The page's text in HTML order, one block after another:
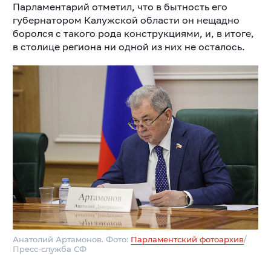
Парламентарий отметил, что в бытность его
губернатором Калужской области он нещадно
боролся с такого рода конструкциями, и, в итоге,
в столице региона ни одной из них не осталось.
Анатолий Артамонов. Фото: Парламентский фотоархив/
Пресс-служба СФ